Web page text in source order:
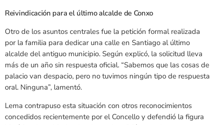
Reivindicación para el último alcalde de Conxo
Otro de los asuntos centrales fue la petición formal realizada
por la familia para dedicar una calle en Santiago al último
alcalde del antiguo municipio. Según explicó, la solicitud lleva
más de un año sin respuesta oficial. “Sabemos que las cosas de
palacio van despacio, pero no tuvimos ningún tipo de respuesta
oral. Ninguna”, lamentó.
Lema contrapuso esta situación con otros reconocimientos
concedidos recientemente por el Concello y defendió la figura